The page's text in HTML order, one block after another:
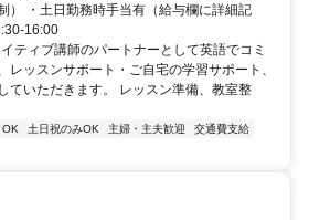
） ・土日勤務時手当有（給与欄に詳細記
16:00
ティブ講師のパートナーとして英語でコミ
レッスンサポート・ご自宅の学習サポート、
ていただきます。 レッスン準備、教室整
OK 土日祝のみOK 主婦・主夫歓迎
交通費支給